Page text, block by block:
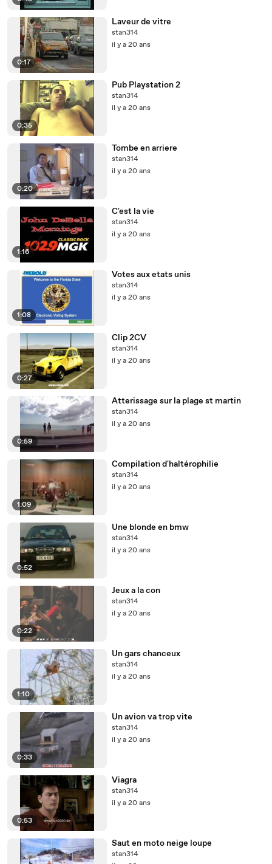
0:17
Laveur de vitre
stan314
il y a 20 ans
0:35
Pub Playstation 2
stan314
il y a 20 ans
0:20
Tombe en arriere
stan314
il y a 20 ans
1:16
C'est la vie
stan314
il y a 20 ans
1:08
Votes aux etats unis
stan314
il y a 20 ans
0:27
Clip 2CV
stan314
il y a 20 ans
0:59
Atterissage sur la plage st martin
stan314
il y a 20 ans
1:09
Compilation d'haltérophilie
stan314
il y a 20 ans
0:52
Une blonde en bmw
stan314
il y a 20 ans
0:22
Jeux a la con
stan314
il y a 20 ans
1:10
Un gars chanceux
stan314
il y a 20 ans
0:33
Un avion va trop vite
stan314
il y a 20 ans
0:53
Viagra
stan314
il y a 20 ans
Saut en moto neige loupe
stan314